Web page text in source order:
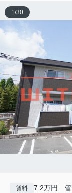
1/30
賃料 7.2万円 管